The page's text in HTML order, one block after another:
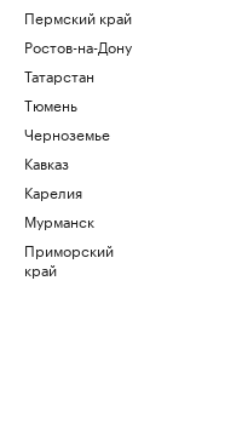
Пермский край
Ростов-на-Дону
Татарстан
Тюмень
Черноземье
Кавказ
Карелия
Мурманск
Приморский
край